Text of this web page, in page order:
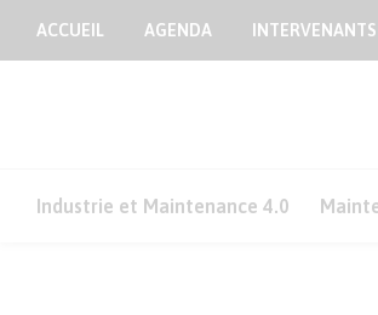
ACCUEIL AGENDA INTERVENANTS
Industrie et Maintenance 4.0